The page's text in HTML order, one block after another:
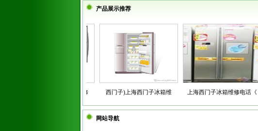
产品展示推荐
西门子)上海西门子冰箱维 上海西门子冰箱维修电话《
网站导航